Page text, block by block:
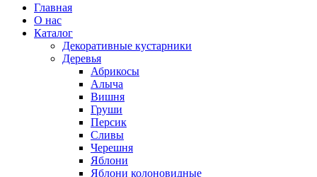
Главная
О нас
Каталог
Декоративные кустарники
Деревья
Абрикосы
Алыча
Вишня
Груши
Персик
Сливы
Черешня
Яблони
Яблони колоновидные